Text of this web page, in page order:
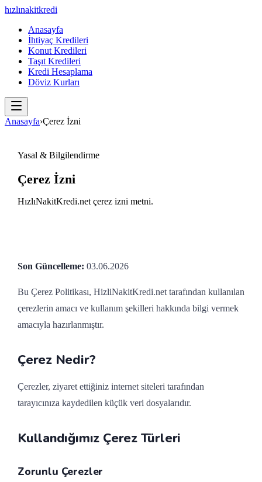
hızlınakitkredi
Anasayfa
İhtiyaç Kredileri
Konut Kredileri
Taşıt Kredileri
Kredi Hesaplama
Döviz Kurları
Anasayfa›Çerez İzni
Yasal & Bilgilendirme
Çerez İzni
HızlıNakitKredi.net çerez izni metni.
Son Güncelleme: 03.06.2026
Bu Çerez Politikası, HizliNakitKredi.net tarafından kullanılan
çerezlerin amacı ve kullanım şekilleri hakkında bilgi vermek
amacıyla hazırlanmıştır.
Çerez Nedir?
Çerezler, ziyaret ettiğiniz internet siteleri tarafından
tarayıcınıza kaydedilen küçük veri dosyalarıdır.
Kullandığımız Çerez Türleri
Zorunlu Çerezler